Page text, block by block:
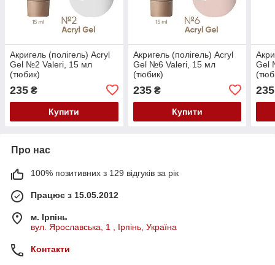
Акригель (полігель) Acryl
Gel №2 Valeri, 15 мл
(тюбик)
235 ₴
Купити
Акригель (полігель) Acryl
Gel №6 Valeri, 15 мл
(тюбик)
235₴
Купити
Gel
235
Про нас
100% позитивних з 129 відгуків за рік
Працює з 15.05.2012
м. Ірпінь
вул. Ярославська, 1 , Ірпінь, Україна
Контакти